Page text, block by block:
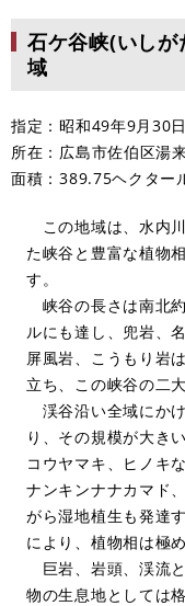
石ケ谷峡(いし
域
指定：昭和49年9月30日
所在：広島市佐伯区湯
面積：​389.75ヘクター
この地域は、水内
た峡谷と豊富な植物
す。
峡谷の長さは南北
ルにも達し、兜岩、
屏風岩、こうもり岩
立ち、この峡谷の二
渓谷沿い全域にか
り、その規模が大き
コウヤマキ、ヒノキ
ナンキンナナカマド
がら湿地植生も発達
により、植物相は極
巨岩、岩頭、渓流
物の生息地としては